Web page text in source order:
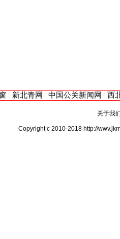
新北青网 中国公关新闻网 西
关于我
Copyright c 2010-2018 http://